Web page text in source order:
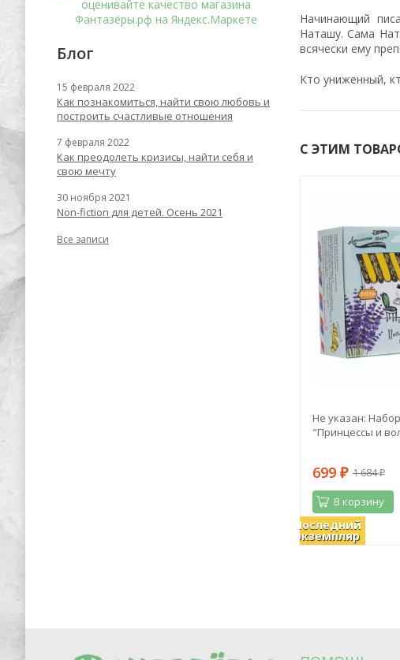
Начинающий
Наташу. Сама
всячески ему
Кто униженный,
С ЭТИМ
Последний
экземпляр
Не указан:
"Принцессы и
699 ₽ 1 684₽
В корзину
В наличии
Блог
15 февраля 2022
Как познакомиться, найти свою любовь и
построить счастливые отношения
7 февраля 2022
Как преодолеть кризисы, найти себя и
свою мечту
30 ноября 2021
Non-fiction для детей. Осень 2021
Все записи